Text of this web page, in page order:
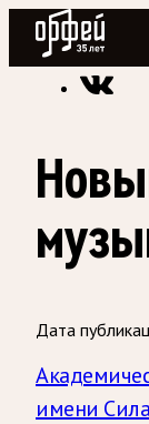
Радио Орфей
Радио
Дата
имени